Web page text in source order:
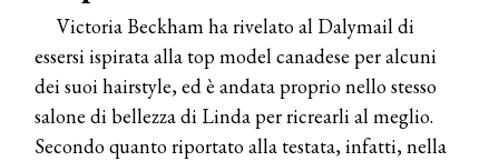
Victoria Beckham ha rivelato al Dalymail di
essersi ispirata alla top model canadese per alcuni
dei suoi hairstyle, ed è andata proprio nello stesso
salone di bellezza di Linda per ricrearli al meglio.
Secondo quanto riportato alla testata, infatti, nella